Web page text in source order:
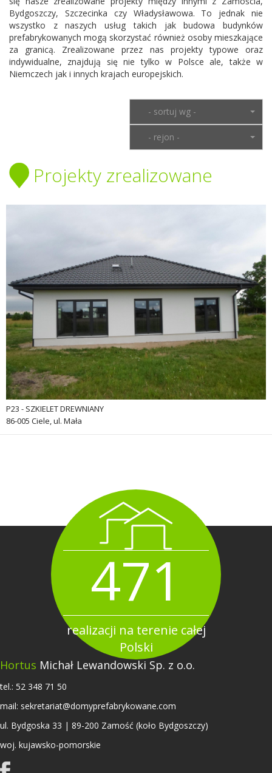
Bydgoszczy, Szczecinka czy Władysławowa. To jednak nie
wszystko z naszych usług takich jak budowa budynków
prefabrykowanych mogą skorzystać również osoby mieszkające
za granicą. Zrealizowane przez nas projekty typowe oraz
indywidualne, znajdują się nie tylko w Polsce ale, także w
Niemczech jak i innych krajach europejskich.
- sortuj wg -
- rejon -
Projekty zrealizowane
P23 - SZKIELET DREWNIANY
86-005 Ciele, ul. Mała
471
realizacji na terenie całej
Polski
Hortus Michał Lewandowski Sp. z o.o.
tel.: 52 348 71 50
mail: sekretariat@domyprefabrykowane.com
ul. Bydgoska 33 | 89-200 Zamość (koło Bydgoszczy)
woj. kujawsko-pomorskie